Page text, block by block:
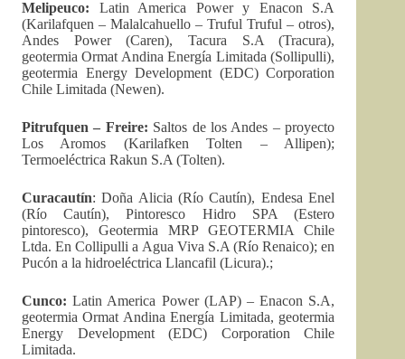
Melipeuco: Latin America Power y Enacon S.A
(Karilafquen – Malalcahuello – Truful Truful – otros),
Andes Power (Caren), Tacura S.A (Tracura),
geotermia Ormat Andina Energía Limitada (Sollipulli),
geotermia Energy Development (EDC) Corporation
Chile Limitada (Newen).
Pitrufquen – Freire: Saltos de los Andes – proyecto
Los Aromos (Karilafken Tolten – Allipen);
Termoeléctrica Rakun S.A (Tolten).
Curacautín: Doña Alicia (Río Cautín), Endesa Enel
(Río Cautín), Pintoresco Hidro SPA (Estero
pintoresco), Geotermia MRP GEOTERMIA Chile
Ltda. En Collipulli a Agua Viva S.A (Río Renaico); en
Pucón a la hidroeléctrica Llancafil (Licura).;
Cunco: Latin America Power (LAP) – Enacon S.A,
geotermia Ormat Andina Energía Limitada, geotermia
Energy Development (EDC) Corporation Chile
Limitada.